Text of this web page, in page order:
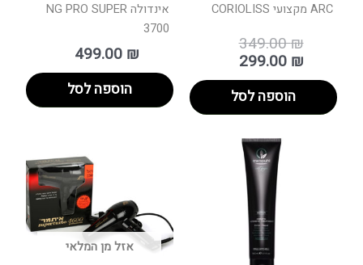
ARC מקצועי CORIOLISS
349.00₪
299.00 ₪
הוספה לסל
אינדולה NG PRO SUPER
3700
499.00 ₪
הוספה לסל
סוגים.
ניתן
לבחור
אזל מן המלאי